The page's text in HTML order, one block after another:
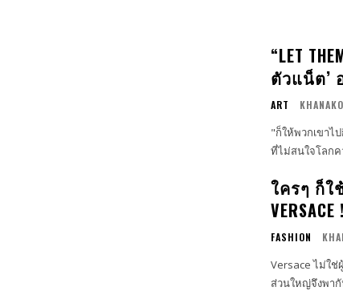
“LET
ตัวแน็ต’
ART
"ก็ให้พวกเขาไ
ที่ไม่สนใจโลกค
ใครๆ ก็ใ
VERSACE
FASHION
Versace ไม่ใ
ส่วนใหญ่จึงพากั